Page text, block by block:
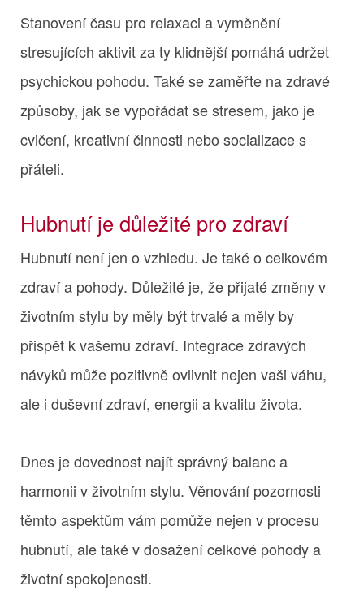
Stanovení času pro relaxaci a vyměnění
stresujících aktivit za ty klidnější pomáhá udržet
psychickou pohodu. Také se zaměřte na zdravé
způsoby, jak se vypořádat se stresem, jako je
cvičení, kreativní činnosti nebo socializace s
přáteli.
Hubnutí je důležité pro zdraví
Hubnutí není jen o vzhledu. Je také o celkovém
zdraví a pohody. Důležité je, že přijaté změny v
životním stylu by měly být trvalé a měly by
přispět k vašemu zdraví. Integrace zdravých
návyků může pozitivně ovlivnit nejen vaši váhu,
ale i duševní zdraví, energii a kvalitu života.
Dnes je dovednost najít správný balanc a
harmonii v životním stylu. Věnování pozornosti
těmto aspektům vám pomůže nejen v procesu
hubnutí, ale také v dosažení celkové pohody a
životní spokojenosti.